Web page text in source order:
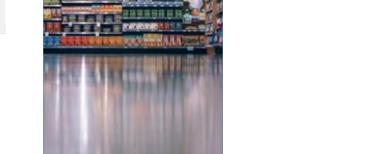
komfort og en ...